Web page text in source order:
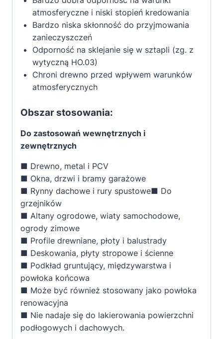
atmosferyczne i niski stopień kredowania
Bardzo niska skłonność do przyjmowania
zanieczyszczeń
Odporność na sklejanie się w sztapli (zg. z
wytyczną HO.03)
Chroni drewno przed wpływem warunków
atmosferycznych
Obszar stosowania:
Do zastosowań wewnętrznych i
zewnętrznych
■ Drewno, metal i PCV
■ Okna, drzwi i bramy garażowe
■ Rynny dachowe i rury spustowe■ Do
grzejników
■ Altany ogrodowe, wiaty samochodowe,
ogrody zimowe
■ Profile drewniane, płoty i balustrady
■ Deskowania, płyty stropowe i ścienne
■ Podkład gruntujący, międzywarstwa i
powłoka końcowa
■ Może być również stosowany jako powłoka
renowacyjna
■ Nie nadaje się do lakierowania powierzchni
podłogowych i dachowych.